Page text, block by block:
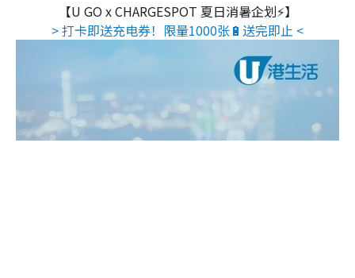
【U GO x CHARGESPOT 夏日消暑企划⚡】
> 打卡即送充电券！限量1000张🔋送完即止 <